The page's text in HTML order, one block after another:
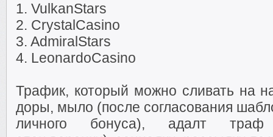
1. VulkanStars
2. CrystalCasino
3. AdmiralStars
4. LeonardoCasino
Трафик, который можно сливать на
доры, мыло (после согласования
личного бонуса), адалт траф